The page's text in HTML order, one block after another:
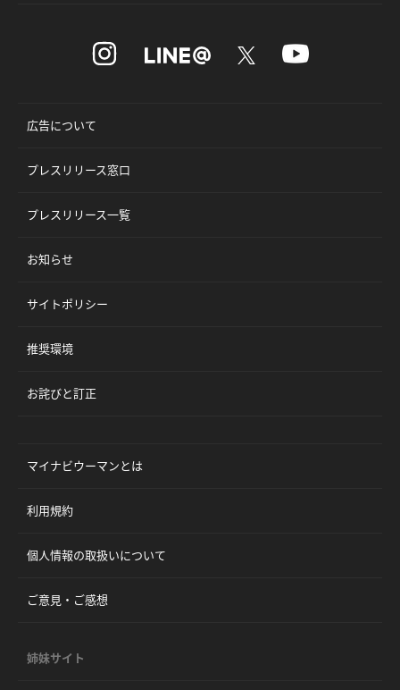
広告について
プレスリリース窓口
プレスリリース一覧
お知らせ
サイトポリシー
推奨環境
お詫びと訂正
マイナビウーマンとは
利用規約
個人情報の取扱いについて
ご意見・ご感想
姉妹サイト